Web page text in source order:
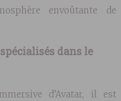
envoûtante de
dans le
d’Avatar, il est